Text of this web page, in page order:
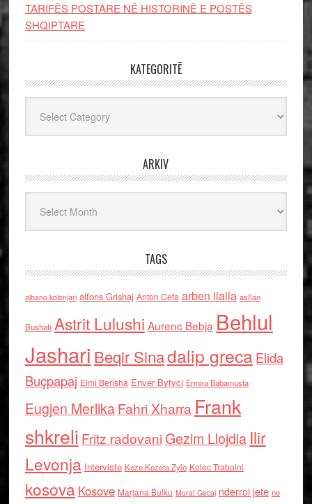
TARIFËS POSTARE NË HISTORINË E POSTËS
SHQIPTARE
KATEGORITË
ARKIV
TAGS
albano kolonjari alfons Grishaj Anton Cefa arben llalla asllan
Bushati Astrit Lulushi Aurenc Bebja Behlul
Jashari Beqir Sinadalip grecaElida
Buçpapaj Elmi Berisha Enver Bytyci Ermira Babamusta
Eugjen MerlikaFahri Xharra Frank
shkreli Fritz radovaniGezim Llojdia Ilir
Levonja Interviste Keze Kozeta Zylo Kolec Traboini
kosova Kosove Marjana Bulku Murat Gecaj nderroi jete ne